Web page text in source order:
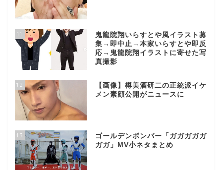
11
鬼龍院翔いらすとや風イラスト募
集→即中止→本家いらすとや即反
応→鬼龍院翔イラストに寄せた写
真撮影
12
【画像】樽美酒研二の正統派イケ
メン素顔公開がニュースに
13
ゴールデンボンバー「ガガガガガ
ガガ」MV小ネタまとめ